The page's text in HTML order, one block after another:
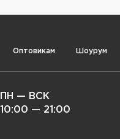
Оптовикам Шоурум
ПН — ВСК
10:00 — 21:00